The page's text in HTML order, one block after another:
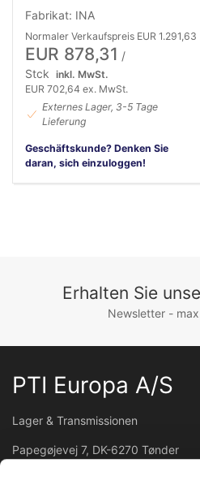
Fabrikat: INA
Normaler Verkaufspreis EUR 1.291,63
EUR 878,31 /
Stck inkl. MwSt.
EUR 702,64 ex. MwSt.
Externes Lager, 3-5 Tage
Lieferung
Geschäftskunde? Denken Sie
daran, sich einzuloggen!
Erhalten Sie
Newsletter -
PTI Europa A/S
Lager & Transmissionen
Papegøjevej 7, DK-6270 Tønder